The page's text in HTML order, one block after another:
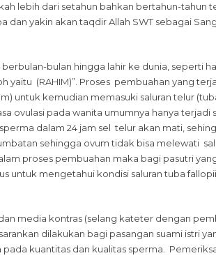
lebih dari setahun bahkan bertahun-tahun
dan yakin akan taqdir Allah SWT sebagai
bulan hingga lahir ke dunia, seperti
yaitu (RAHIM)”. Proses pembuahan yang
untuk kemudian memasuki saluran telur
pada wanita umumnya hanya terjadi
dalam 24 jam sel telur akan mati,
sehingga ovum tidak bisa melewati
proses pembuahan maka bagi pasutri
untuk mengetahui kondisi saluran tuba
media kontras (selang kateter dengan
dilakukan bagi pasangan suami istri
kuantitas dan kualitas sperma.